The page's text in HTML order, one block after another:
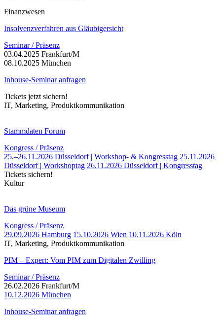
Finanzwesen
Insolvenzverfahren aus Gläubigersicht
Seminar / Präsenz
03.04.2025 Frankfurt/M
08.10.2025 München
Inhouse-Seminar anfragen
Tickets jetzt sichern!
IT, Marketing, Produktkommunikation
Stammdaten Forum
Kongress / Präsenz
25.–26.11.2026 Düsseldorf | Workshop- & Kongresstag 25.11.2026
Düsseldorf | Workshoptag 26.11.2026 Düsseldorf | Kongresstag
Tickets sichern!
Kultur
Das grüne Museum
Kongress / Präsenz
29.09.2026 Hamburg 15.10.2026 Wien 10.11.2026 Köln
IT, Marketing, Produktkommunikation
PIM – Expert: Vom PIM zum Digitalen Zwilling
Seminar / Präsenz
26.02.2026 Frankfurt/M
10.12.2026 München
Inhouse-Seminar anfragen